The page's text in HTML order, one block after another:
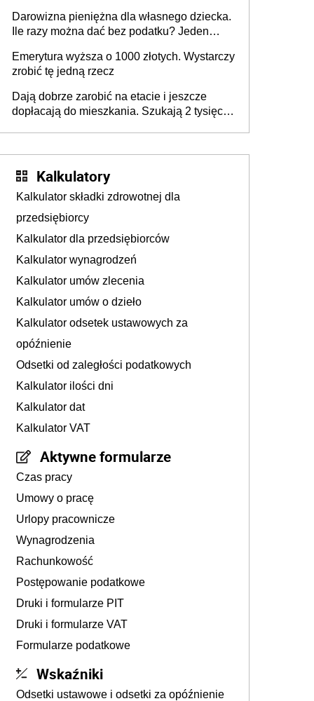
Darowizna pieniężna dla własnego dziecka.
Ile razy można dać bez podatku? Jeden
Emerytura wyższa o 1000 złotych. Wystarczy
zrobić tę jedną rzecz
Dają dobrze zarobić na etacie i jeszcze
dopłacają do mieszkania. Szukają 2 tysięcy
Kalkulatory
Kalkulator składki zdrowotnej dla
przedsiębiorcy
Kalkulator dla przedsiębiorców
Kalkulator wynagrodzeń
Kalkulator umów zlecenia
Kalkulator umów o dzieło
Kalkulator odsetek ustawowych za
opóźnienie
Odsetki od zaległości podatkowych
Kalkulator ilości dni
Kalkulator dat
Kalkulator VAT
Aktywne formularze
Czas pracy
Umowy o pracę
Urlopy pracownicze
Wynagrodzenia
Rachunkowość
Postępowanie podatkowe
Druki i formularze PIT
Druki i formularze VAT
Formularze podatkowe
Wskaźniki
Odsetki ustawowe i odsetki za opóźnienie